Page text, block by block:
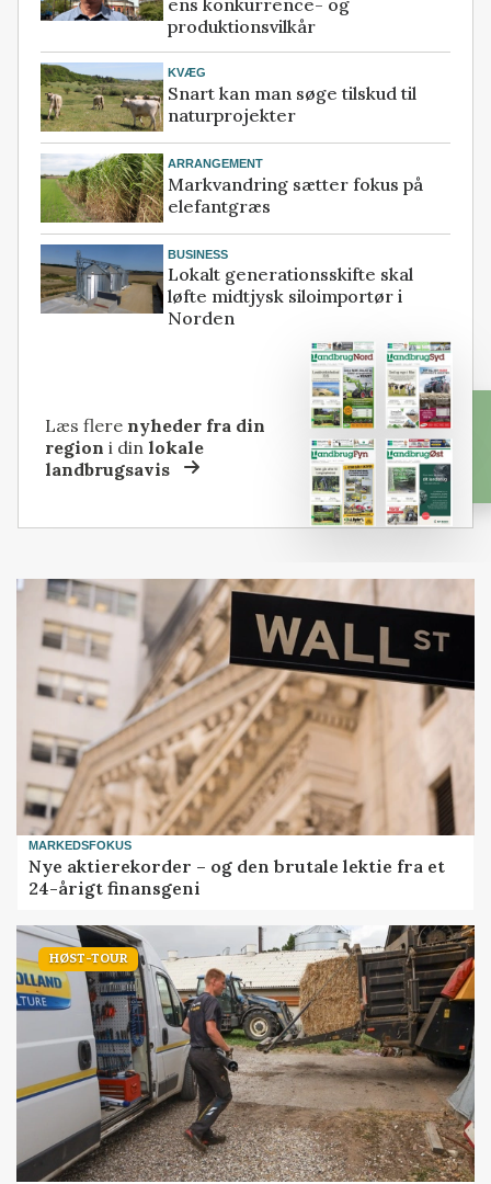
produktionsvilkår
KVÆG
Snart kan man søge tilskud til
naturprojekter
ARRANGEMENT
Markvandring sætter fokus på
elefantgræs
BUSINESS
Lokalt generationsskifte skal
løfte midtjysk siloimportør i
Norden
Læs flere nyheder fra din
region i dinlokale
landbrugsavis
MARKEDSFOKUS
Nye aktierekorder – og den brutale lektie fra et
24-årigt finansgeni
HØST-TOUR